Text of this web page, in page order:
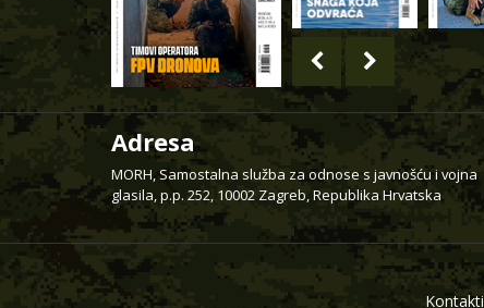
Adresa
MORH, Samostalna služba za odnose s javnošću i vojna
glasila, p.p. 252, 10002 Zagreb, Republika Hrvatska
Kontakti